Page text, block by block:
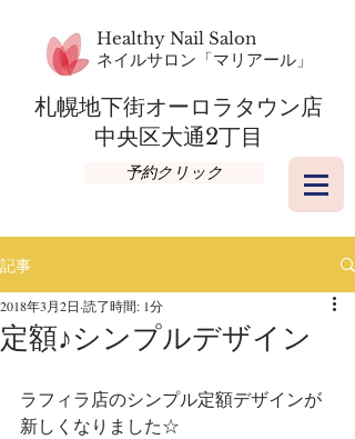
Healthy Nail Salon
​ネイルサロン「マリアール」
札幌地下街オーロラタウン店​
​中央区大通2丁目
予約クリック
記事
定額♪シンプルデザイン
2018年3月2日 読了時間: 1分
ラフィラ店のシンプル定額デザインが
新しくなりました☆